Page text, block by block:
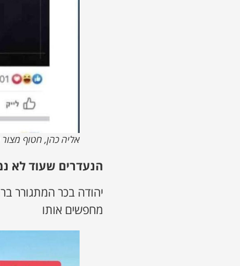
אליה כהן, חטוף
הנעדרים שעוד לא
יהודה בכר המתגורר
מחפשים אותו